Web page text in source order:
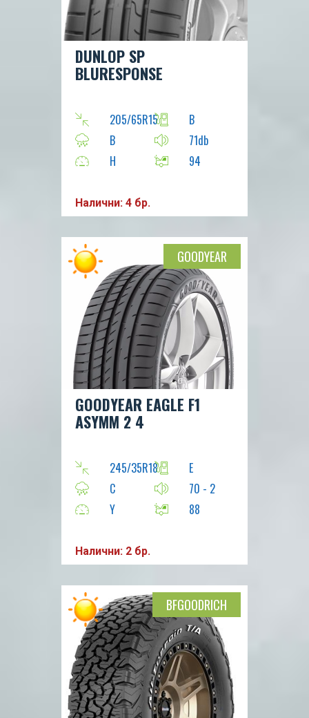
DUNLOP SP
BLURESPONSE
205/65R15
B
B
71db
H
94
Налични: 4 бр.
GOODYEAR EAGLE F1
ASYMM 2 4
245/35R18
E
C
70 - 2
Y
88
Налични: 2 бр.
GOODYEAR
BFGOODRICH